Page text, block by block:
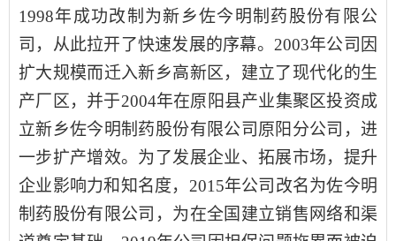
1998年成功改制 为新乡佐今明制药股份有限公
司 ，从此拉开了快速发展的序幕。 2003年公司因
扩大规模而迁入新乡高新区 ，建立了现代化的生
产厂区 ，并于2004年在原阳县产业集聚区投资成
立新乡佐今明制药股份有限公司原阳分公司 ，进
一步扩产增效。为了发展企业、拓展市场，提升
企业影响力和知名度， 2015年公司 改名为佐今明
制药股份有限公司 ，为在全国建立销售网络和渠